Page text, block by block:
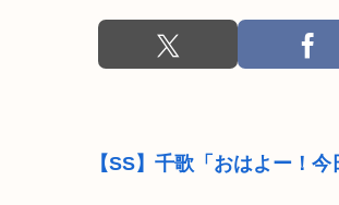
【SS】千歌「おはよー！